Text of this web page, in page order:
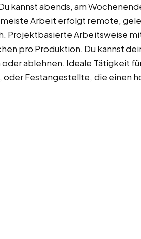
kannst abends, am
Arbeit erfolgt remote,
Projektbasierte Arbeitsweise
pro Produktion. Du kannst
ablehnen. Ideale Tätigkeit
Festangestellte, die einen